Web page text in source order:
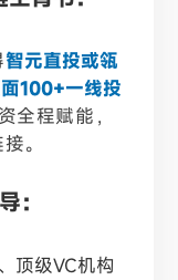
智元直投或瓴
100+一线投
全程赋能，
。
：
顶级VC机构